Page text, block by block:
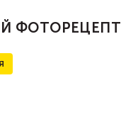
ФОТОРЕЦЕПТ